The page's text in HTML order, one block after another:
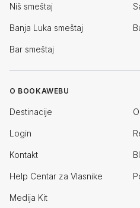
Niš smeštaj
Banja Luka smeštaj
Bar smeštaj
O BOOKAWEBU
Destinacije
Login
Kontakt
Help Centar za Vlasnike
Medija Kit